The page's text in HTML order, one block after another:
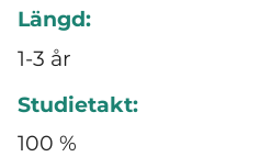
Längd:
1-3 år
Studietakt:
100 %